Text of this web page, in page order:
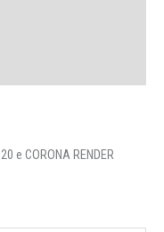
e CORONA RENDER